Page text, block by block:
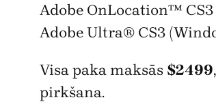
Adobe OnLocation™
Adobe Ultra® CS3
Visa paka maksās $2499
pirkšana.